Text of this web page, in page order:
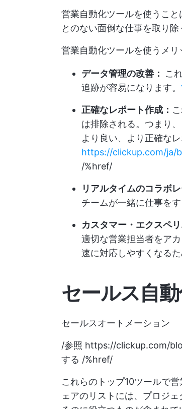
営業自動化ツールを使うこ
とのない面倒な仕事を取り
営業自動化ツールを使うメリ
データ管理の改善： こ
追跡が容易になります。
正確なレポート作成：
は排除される。つまり
より良い、より正確な
https://clickup.com/ja/
/%href/
リアルタイムのコラボ
チームが一緒に仕事をす
カスタマー・エクスペ
適切な営業担当者をア
速に対応しやすくなる
セールス自
セールスオートメーション
/参照 https://clickup.com/
する /%href/
これらのトップ10ツールで
ェアのリストには、プロジ